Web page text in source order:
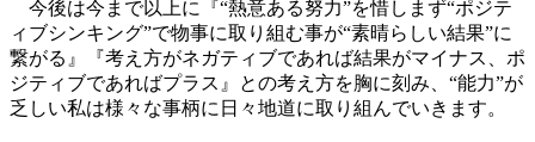
今後は今まで以上に『“熱意ある努力”を惜しまず“ポジテ
ィブシンキング”で物事に取り組む事が“素晴らしい結果”に
繋がる』『考え方がネガティブであれば結果がマイナス、ポ
ジティブであればプラス』との考え方を胸に刻み、“能力”が
乏しい私は様々な事柄に日々地道に取り組んでいきます。